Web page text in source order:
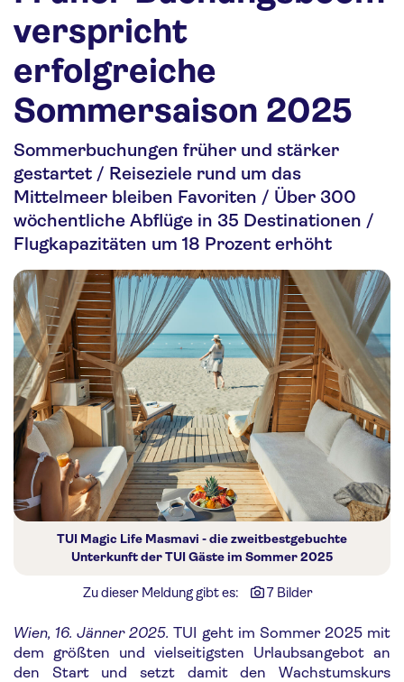
Personalia
Media
Über uns
Kontakt
verspricht
erfolgreiche
Sommersaison 2025
Sommerbuchungen früher und stärker
gestartet / Reiseziele rund um das
Mittelmeer bleiben Favoriten / Über 300
wöchentliche Abflüge in 35 Destinationen /
Flugkapazitäten um 18 Prozent erhöht
TUI Magic Life Masmavi - die zweitbestgebuchte
Unterkunft der TUI Gäste im Sommer 2025
Zu dieser Meldung gibt es: 7 Bilder
Wien, 16. Jänner 2025. TUI geht im Sommer 2025 mit
dem größten und vielseitigsten Urlaubsangebot an
den Start und setzt damit den Wachstumskurs